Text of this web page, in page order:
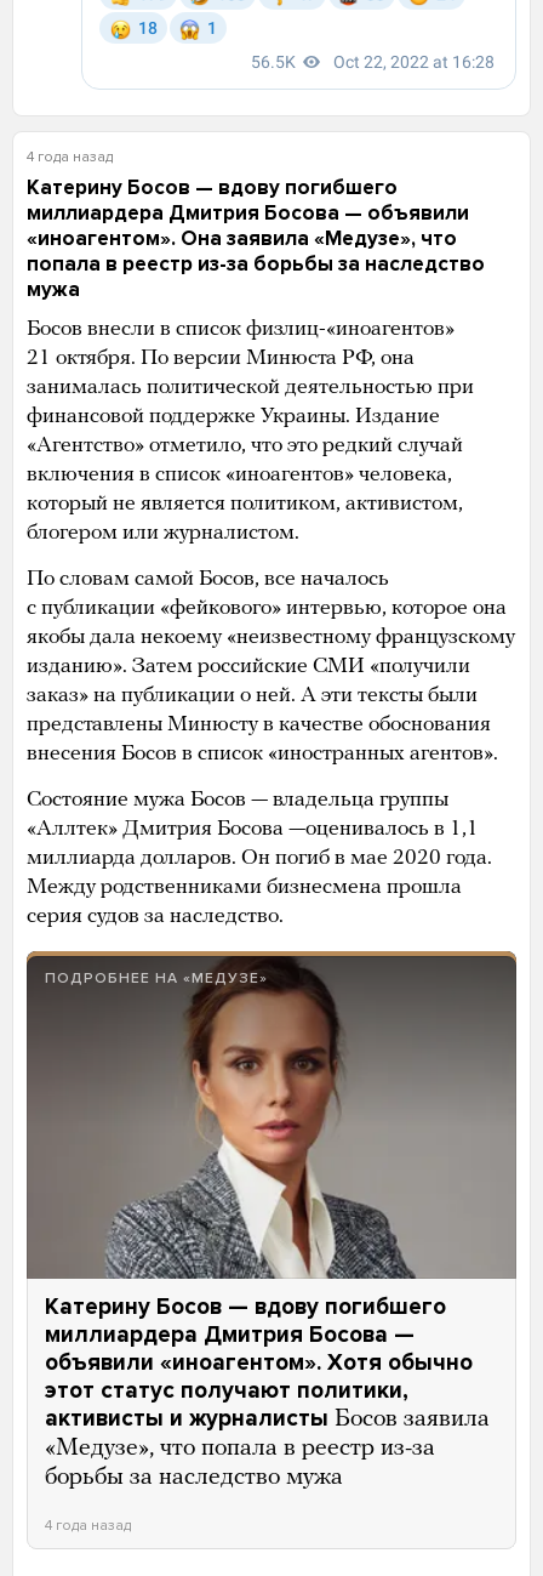
4 года назад
Катерину Босов — вдову погибшего
миллиардера Дмитрия Босова — объявили
«иноагентом». Она заявила «Медузе», что
попала в реестр из-за борьбы за наследство
мужа
Босов внесли в список физлиц-«иноагентов»
21 октября. По версии Минюста РФ, она
занималась политической деятельностью при
финансовой поддержке Украины. Издание
«Агентство» отметило, что это редкий случай
включения в список «иноагентов» человека,
который не является политиком, активистом,
блогером или журналистом.
По словам самой Босов, все началось
с публикации «фейкового» интервью, которое она
якобы дала некоему «неизвестному французскому
изданию». Затем российские СМИ «получили
заказ» на публикации о ней. А эти тексты были
представлены Минюсту в качестве обоснования
внесения Босов в список «иностранных агентов».
Состояние мужа Босов — владельца группы
«Аллтек» Дмитрия Босова —оценивалось в 1,1
миллиарда долларов. Он погиб в мае 2020 года.
Между родственниками бизнесмена прошла
серия судов за наследство.
ПОДРОБНЕЕ НА «МЕДУЗЕ»
Катерину Босов — вдову погибшего
миллиардера Дмитрия Босова —
объявили «иноагентом». Хотя обычно
этот статус получают политики,
активисты и журналисты Босов заявила
«Медузе», что попала в реестр из-за
борьбы за наследство мужа
4 года назад